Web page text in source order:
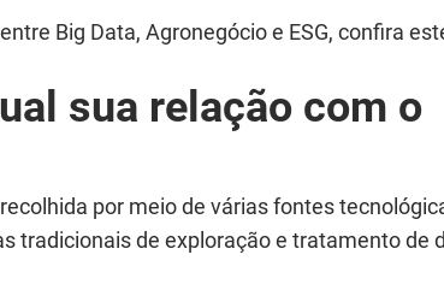
Big Data, Agronegócio e ESG, confira
sua relação com o
por meio de várias fontes
tradicionais de exploração e tratamento de